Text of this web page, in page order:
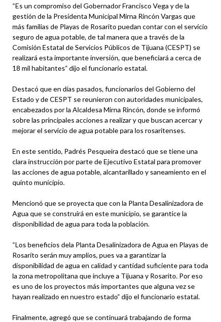
“Es un compromiso del Gobernador Francisco Vega y de la
gestión de la Presidenta Municipal Mirna Rincón Vargas que
más familias de Playas de Rosarito puedan contar con el servicio
seguro de agua potable, de tal manera que a través de la
Comisión Estatal de Servicios Públicos de Tijuana (CESPT) se
realizará esta importante inversión, que beneficiará a cerca de
18 mil habitantes” dijo el funcionario estatal.
Destacó que en días pasados, funcionarios del Gobierno del
Estado y de CESPT se reunieron con autoridades municipales,
encabezados por la Alcaldesa Mirna Rincón, donde se informó
sobre las principales acciones a realizar y que buscan acercar y
mejorar el servicio de agua potable para los rosaritenses.
En este sentido, Padrés Pesqueira destacó que se tiene una
clara instrucción por parte de Ejecutivo Estatal para promover
las acciones de agua potable, alcantarillado y saneamiento en el
quinto municipio.
Mencionó que se proyecta que con la Planta Desalinizadora de
Agua que se construirá en este municipio, se garantice la
disponibilidad de agua para toda la población.
“Los beneficios dela Planta Desalinizadora de Agua en Playas de
Rosarito serán muy amplios, pues va a garantizar la
disponibilidad de agua en calidad y cantidad suficiente para toda
la zona metropolitana que incluye a Tijuana y Rosarito. Por eso
es uno de los proyectos más importantes que alguna vez se
hayan realizado en nuestro estado” dijo el funcionario estatal.
Finalmente, agregó que se continuará trabajando de forma